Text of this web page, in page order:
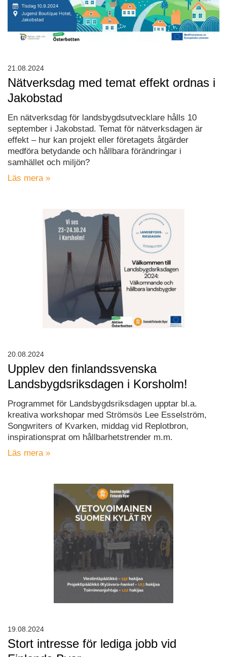
Nätverksdag med temat effekt ordnas i
Jakobstad
En nätverksdag för landsbygdsutvecklare hålls 10
september i Jakobstad. Temat för nätverksdagen är
effekt – hur kan projekt eller företagets åtgärder
medföra betydande och hållbara förändringar i
samhället och miljön?
Läs mera »
21.08.2024
Upplev den finlandssvenska
Landsbygdsriksdagen i Korsholm!
Programmet för Landsbygdsriksdagen upptar bl.a.
kreativa workshopar med Strömsös Lee Esselström,
Songwriters of Kvarken, middag vid Replotbron,
inspirationsprat om hållbarhetstrender m.m.
Läs mera »
20.08.2024
Stort intresse för lediga jobb vid
19.08.2024